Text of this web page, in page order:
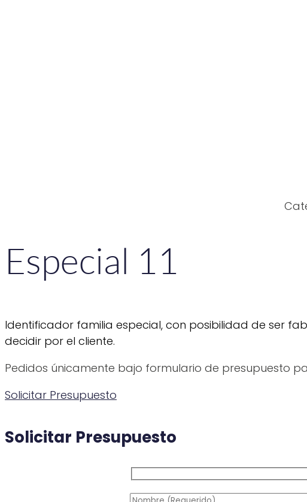
Especial 11
Identificador familia especial, con posibilidad de ser
decidir por el cliente.
Pedidos únicamente bajo formulario de presupuesto
Solicitar Presupuesto
Solicitar Presupuesto